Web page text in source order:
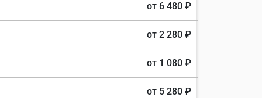
от 6 480 ₽
от 2 280 ₽
от 1 080 ₽
от 5 280 ₽